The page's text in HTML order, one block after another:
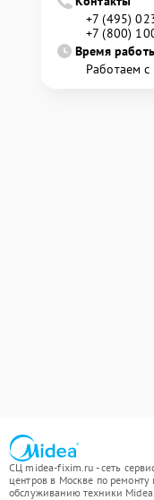
+7 (495)
+7 (800)
Время
Работаем
СЦ midea-fixim.ru - сеть
центров в Москве по ремонту
обслуживанию техники Midea